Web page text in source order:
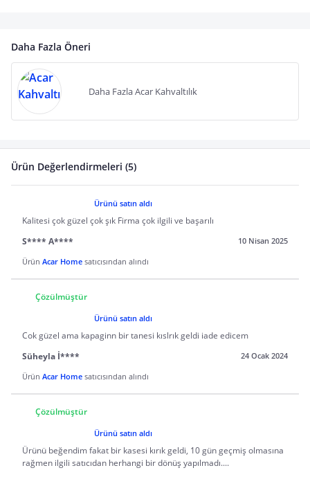
Daha Fazla Öneri
Daha Fazla Acar Kahvaltılık
Ürün Değerlendirmeleri (5)
Ürünü satın aldı
Kalitesi çok güzel çok şık Firma çok ilgili ve başarılı
S**** A****
10 Nisan 2025
Ürün Acar Home satıcısından alındı
Çözülmüştür
Ürünü satın aldı
Cok güzel ama kapaginn bir tanesi kıslrık geldi iade edicem
Süheyla İ****
24 Ocak 2024
Ürün Acar Home satıcısından alındı
Çözülmüştür
Ürünü satın aldı
Ürünü beğendim fakat bir kasesi kırık geldi, 10 gün geçmiş olmasına
rağmen ilgili satıcıdan herhangi bir dönüş yapılmadı....